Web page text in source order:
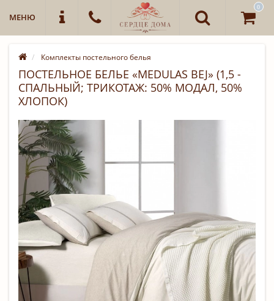
МЕНЮ
0
Комплекты постельного белья
ПОСТЕЛЬНОЕ БЕЛЬЕ «MEDULAS BEJ» (1,5 -
СПАЛЬНЫЙ; ТРИКОТАЖ: 50% МОДАЛ, 50%
ХЛОПОК)